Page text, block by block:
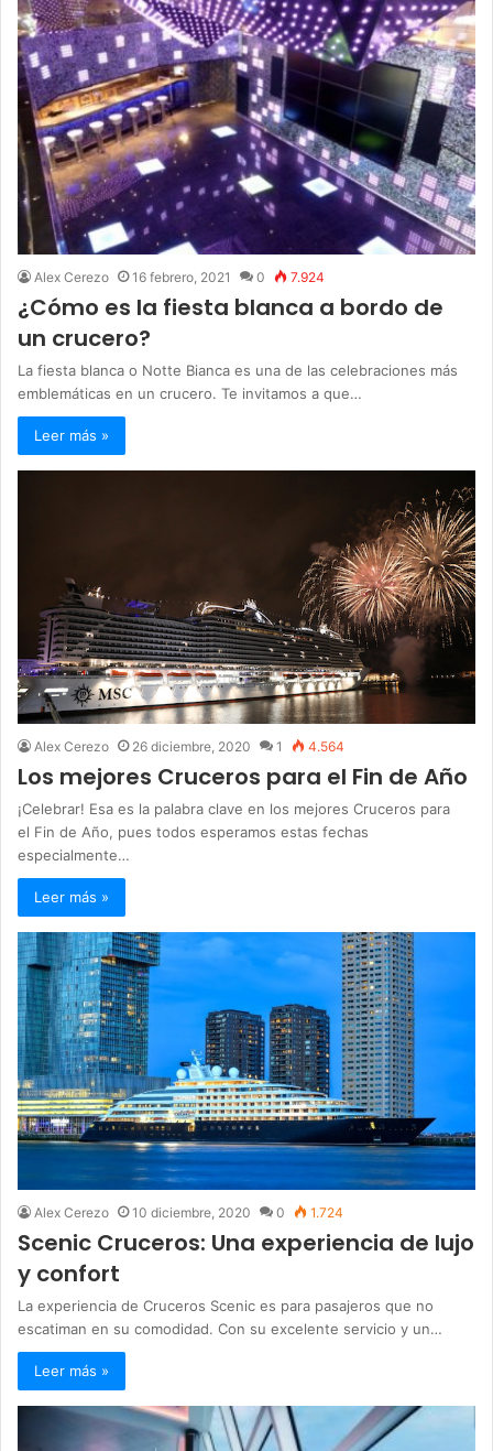
Alex Cerezo 16 febrero, 2021 0 7.924
¿Cómo es la fiesta blanca a bordo de
un crucero?
La fiesta blanca o Notte Bianca es una de las celebraciones más
emblemáticas en un crucero. Te invitamos a que…
Leer más »
Alex Cerezo 26 diciembre, 2020 1 4.564
Los mejores Cruceros para el Fin de Año
¡Celebrar! Esa es la palabra clave en los mejores Cruceros para
el Fin de Año, pues todos esperamos estas fechas
especialmente…
Leer más »
Alex Cerezo 10 diciembre, 2020 0 1.724
Scenic Cruceros: Una experiencia de lujo
y confort
La experiencia de Cruceros Scenic es para pasajeros que no
escatiman en su comodidad. Con su excelente servicio y un…
Leer más »